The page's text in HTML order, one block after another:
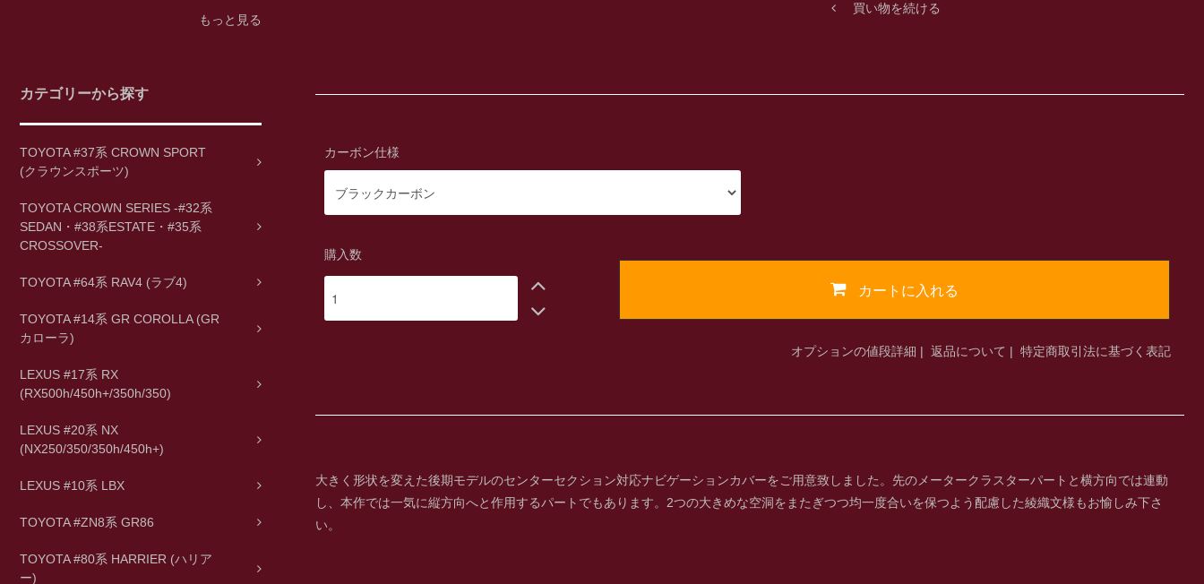
もっと見る
カテゴリーから探す
TOYOTA #37系 CROWN SPORT
(クラウンスポーツ)
TOYOTA CROWN SERIES -#32系
SEDAN・#38系ESTATE・#35系
CROSSOVER-
TOYOTA #64系 RAV4 (ラブ4)
TOYOTA #14系 GR COROLLA (GR
カローラ)
LEXUS #17系 RX
(RX500h/450h+/350h/350)
LEXUS #20系 NX
(NX250/350/350h/450h+)
LEXUS #10系 LBX
TOYOTA #ZN8系 GR86
TOYOTA #80系 HARRIER (ハリア
ー)
買い物を続ける
カーボン仕様
購入数
カートに入れる
オプションの値段詳細 | 返品について | 特定商取引法に基づく表記
大きく形状を変えた後期モデルのセンターセクション対応ナビゲーションカバーをご用意致しました。先のメータークラスターパートと横方向では連動
し、本作では一気に縦方向へと作用するパートでもあります。2つの大きめな空洞をまたぎつつ均一度合いを保つよう配慮した綾織文様もお愉しみ下さ
い。